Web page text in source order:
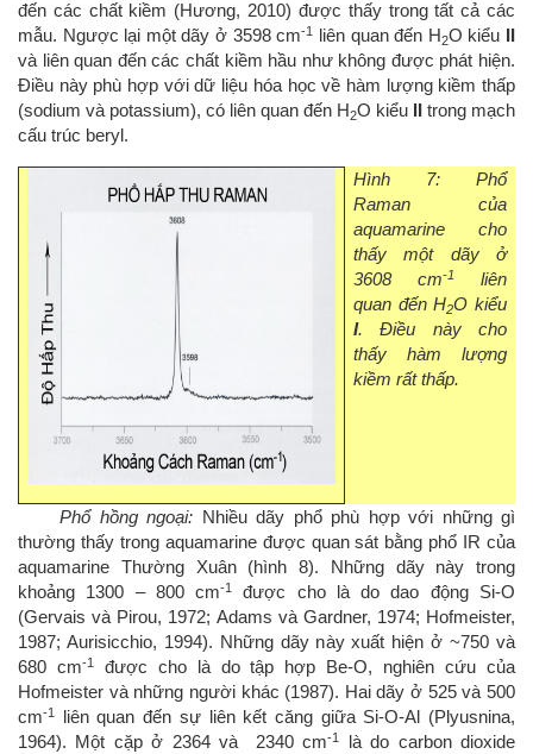
đến các chất kiềm (Hương, 2010) được thấy trong tất cả các
mẫu. Ngược lại một dãy ở 3598 cm-1 liên quan đến H2O kiểu
và liên quan đến các chất kiềm hầu như không được phát hiện.
Điều này phù hợp với dữ liệu hóa học về hàm lượng kiềm thấp
(sodium và potassium), có liên quan đến H2O kiểu
trong mạch
cấu trúc beryl.
Hình 7: Phổ
Raman của
aquamarine cho
thấy một dãy ở
3608 cm-1
liên
quan đến H2O kiểu
I. Điều này cho
thấy hàm lượng
kiềm rất thấp.
Phổ hồng ngoại: Nhiều dãy phổ phù hợp với những gì
thường thấy trong aquamarine được quan sát bằng phổ IR của
aquamarine Thường Xuân (hình 8). Những dãy này trong
khoảng 1300 – 800 cm-1
được cho là do dao động Si-O
(Gervais và Pirou, 1972; Adams và Gardner, 1974; Hofmeister,
1987; Aurisicchio, 1994). Những dãy này xuất hiện ở ~750 và
680 cm-1được cho là do tập hợp Be-O, nghiên cứu của
Hofmeister và những người khác (1987). Hai dãy ở 525 và 500
cm-1
liên quan đến sự liên kết căng giữa Si-O-Al (Plyusnina,
1964). Một cặp ở 2364 và 2340 cm-1
là do carbon dioxide